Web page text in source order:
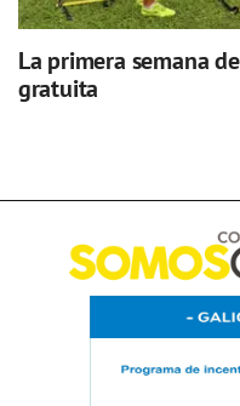
La primera semana
gratuita